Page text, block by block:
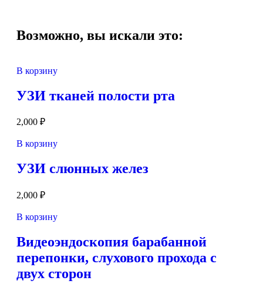
Возможно, вы искали это:
В корзину
УЗИ тканей полости рта
2,000 ₽
В корзину
УЗИ слюнных желез
2,000 ₽
В корзину
Видеоэндоскопия барабанной
перепонки, слухового прохода с
двух сторон